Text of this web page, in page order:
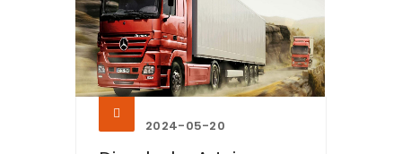
2024-05-20